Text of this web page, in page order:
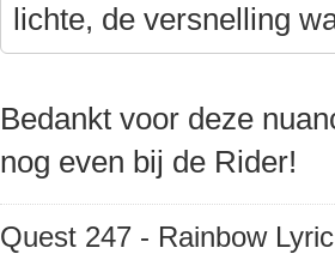
lichte, de versnelling
Bedankt voor deze
nog even bij de Rider!
Quest 247 - Rainbow